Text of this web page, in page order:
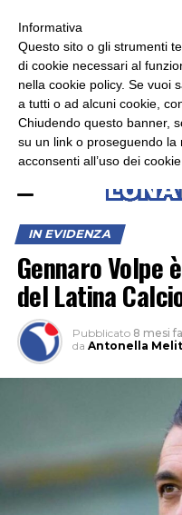
ASCOLTA RADIO LUNA
IN EVIDENZA
Gennaro Volpe
del Latina
Pubblicato 8 mesi fa
da Antonella
×
Informativa
Questo sito o gli strumenti
di cookie necessari al
nella cookie policy. Se vuoi
a tutti o ad alcuni cookie,
Chiudendo questo banner,
su un link o proseguendo la
acconsenti all’uso dei cookie.